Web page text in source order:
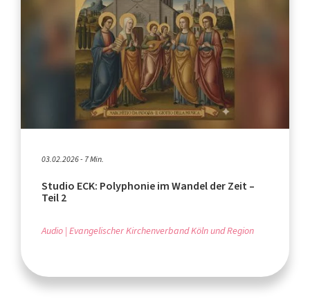
03.02.2026 - 7 Min.
Studio ECK: Polyphonie im Wandel der Zeit –
Teil 2
Audio Evangelischer Kirchenverband Köln und Region